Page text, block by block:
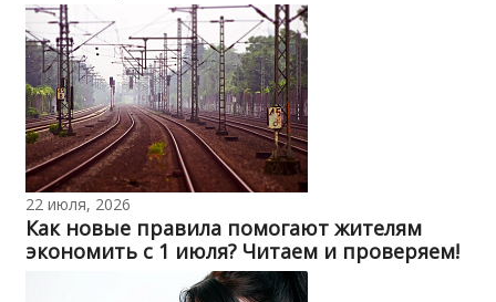
22 июля, 2026
Как новые правила помогают жителям
экономить с 1 июля? Читаем и проверяем!